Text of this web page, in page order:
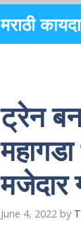
मराठी कायदा
ट्रेन
मजेदार
June 4, 2022 by